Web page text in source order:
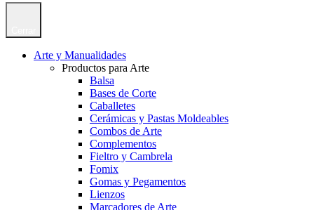
Arte y Manualidades
Productos para Arte
Balsa
Bases de Corte
Caballetes
Cerámicas y Pastas Moldeables
Combos de Arte
Complementos
Fieltro y Cambrela
Fomix
Gomas y Pegamentos
Lienzos
Marcadores de Arte